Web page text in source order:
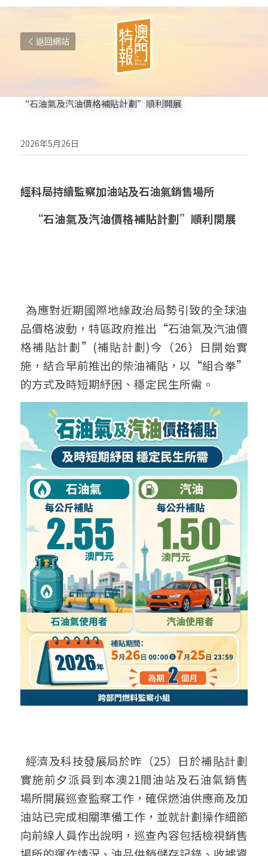
返回網站
“石油氣及汽油價格補貼計劃”順利開展
2026年5月26日
經科局持續監察加油站及石油氣銷售場所
“石油氣及汽油價格補貼計劃”順利開展
品價格波動，特區政府推出“石油氣及汽油價
格補貼計劃”(補貼計劃)今（26）日開始實
施，結合早前推出的柴油補貼，以“組合拳”
的方式及時短期紓困、穩定民生所需。
實施前夕派員到本澳21間油站及石油氣銷售
場所開展巡查監察工作，確保燃油供應商及加
油站已完成相關準備工作，並就計劃操作細節
向前線人員作出說明，巡查內容包括檢視銷售